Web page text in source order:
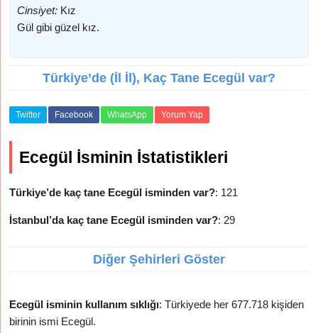
Cinsiyet: Kız
Gül gibi güzel kız.
Türkiye’de (İl İl), Kaç Tane Ecegül var?
Twitter Facebook WhatsApp Yorum Yap
Ecegül İsminin İstatistikleri
Türkiye’de kaç tane Ecegül isminden var?: 121
İstanbul’da kaç tane Ecegül isminden var?: 29
Diğer Şehirleri Göster
Ecegül isminin kullanım sıklığı: Türkiyede her 677.718 kişiden
birinin ismi Ecegül.